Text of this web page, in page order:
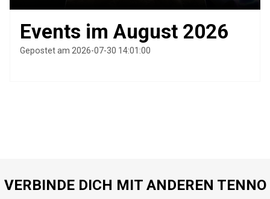
Events im August 2026
Gepostet am 2026-07-30 14:01:00
VERBINDE DICH MIT ANDEREN TENNO